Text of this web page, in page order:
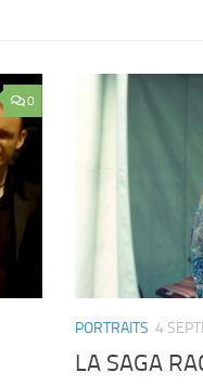
0
PORTRAITS 4
LA SAGA